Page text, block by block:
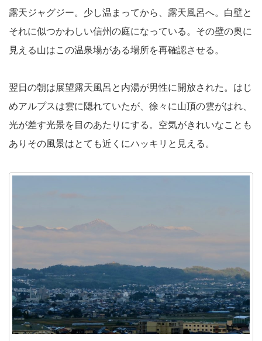
露天ジャグジー。少し温まってから、露天風呂へ。白壁と
それに似つかわしい信州の庭になっている。その壁の奥に
見える山はこの温泉場がある場所を再確認させる。
翌日の朝は展望露天風呂と内湯が男性に開放された。はじ
めアルプスは雲に隠れていたが、徐々に山頂の雲がはれ、
光が差す光景を目のあたりにする。空気がきれいなことも
ありその風景はとても近くにハッキリと見える。